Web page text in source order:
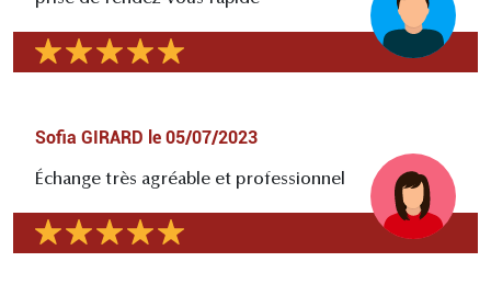
Sofia GIRARD le 05/07/2023
Échange très agréable et professionnel